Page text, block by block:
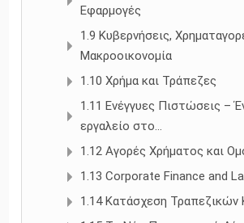
Εφαρμογές
1.9 Κυβερνήσεις,
Μακροοικονομία
1.10 Χρήμα και Τράπεζες
1.11 Ενέγγυες Πιστώσεις –
εργαλείο στο...
1.12 Αγορές Χρήματος και
1.13 Corporate Finance and
1.14 Κατάσχεση